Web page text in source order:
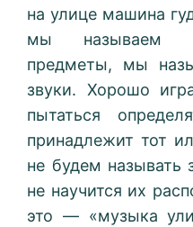
на улице машина
мы называем
предметы, мы
звуки. Хорошо
пытаться
принадлежит тот
не будем
не научится их
это — «музыка